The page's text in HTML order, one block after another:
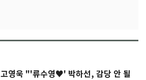
고영욱 "'류수영♥' 박하선, 감당 안 될